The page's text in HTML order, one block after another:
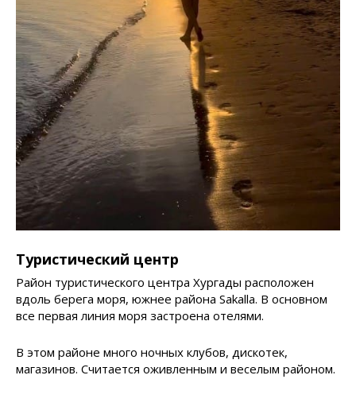
Туристический центр
Район туристического центра Хургады расположен
вдоль берега моря, южнее района Sakalla. В основном
все первая линия моря застроена отелями.
В этом районе много ночных клубов, дискотек,
магазинов. Считается оживленным и веселым районом.